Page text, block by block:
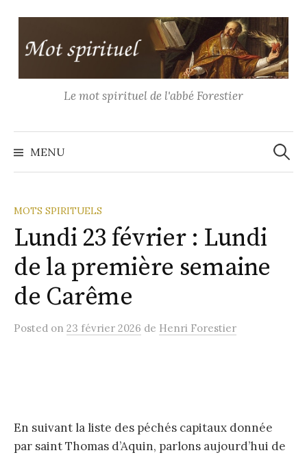
contenu
Le mot spirituel de l'abbé Forestier
MENU
MOTS SPIRITUELS
Lundi 23 février : Lundi
de la première semaine
de Carême
Posted on 23 février 2026 de Henri Forestier
En suivant la liste des péchés capitaux donnée
par saint Thomas d’Aquin, parlons aujourd’hui de